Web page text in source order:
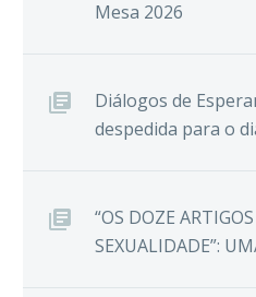
Mesa 2026
Diálogos de
despedida para o
“OS DOZE
SEXUALIDADE”: